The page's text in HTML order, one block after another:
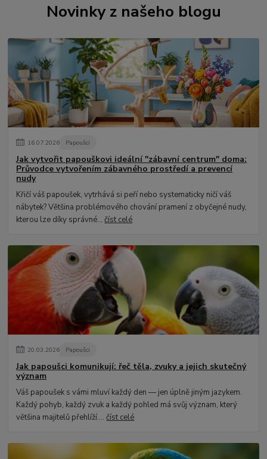
Novinky z našeho blogu
16.07.2026 Papoušci
Jak vytvořit papouškovi ideální "zábavní centrum" doma:
Průvodce vytvořením zábavného prostředí a prevencí
nudy
Křičí váš papoušek, vytrhává si peří nebo systematicky ničí váš
nábytek? Většina problémového chování pramení z obyčejné nudy,
kterou lze díky správné...číst celé
20.03.2026 Papoušci
Jak papoušci komunikují: řeč těla, zvuky a jejich skutečný
význam
Váš papoušek s vámi mluví každý den — jen úplně jiným jazykem.
Každý pohyb, každý zvuk a každý pohled má svůj význam, který
většina majitelů přehlíží....číst celé